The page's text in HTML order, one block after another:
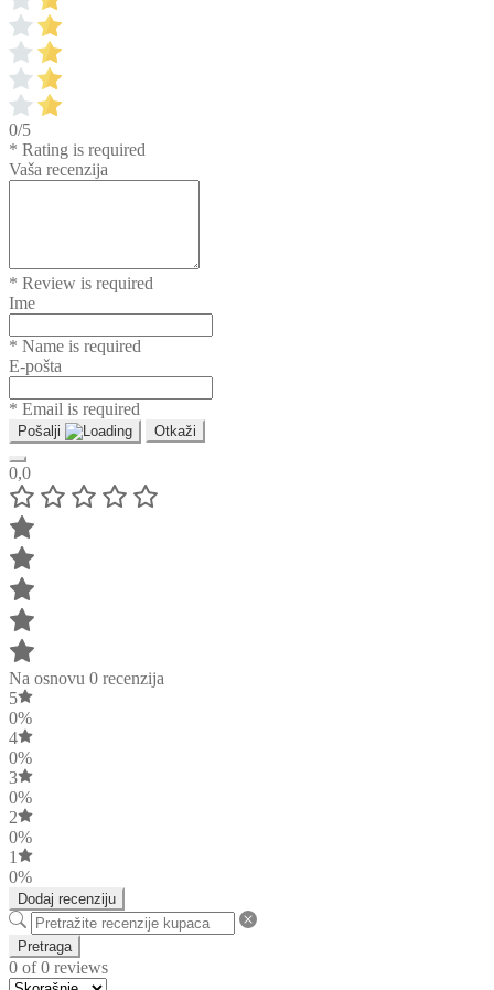
0/5
* Rating is required
Vaša recenzija
* Review is required
Ime
* Name is required
E-pošta
* Email is required
Pošalji Otkaži
0,0
Na osnovu 0 recenzija
5
0%
4
0%
3
0%
2
0%
1
0%
Dodaj recenziju
Pretraga
0 of 0 reviews